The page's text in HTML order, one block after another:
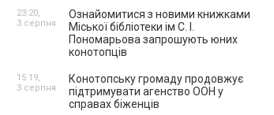
Ознайомитися з новими книжками
Міської бібліотеки ім С. І.
Пономарьова запрошують юних
конотопців
23:20,
3 серпня
Конотопську громаду продовжує
підтримувати агенство ООН у
справах біженців
15:19,
3 серпня